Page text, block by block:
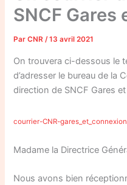
SNCF Gares
ParCNR/13 avril 2021
On trouvera ci-dessous le
d’adresser le bureau de la
direction de SNCF Gares
courrier-CNR-
Madame la Directrice
Nous avons bien